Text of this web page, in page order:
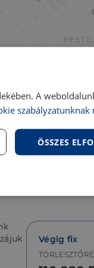
Végig fix
A
szabályzatunknak
ÖSSZES